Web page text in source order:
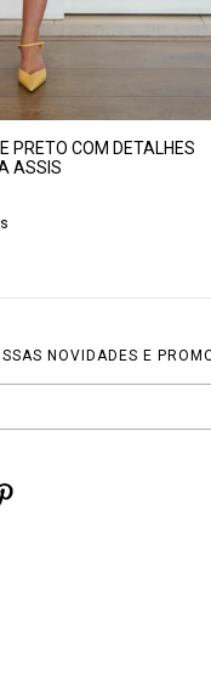
PRETO COM DETALHES
ASSIS
NOVIDADES E